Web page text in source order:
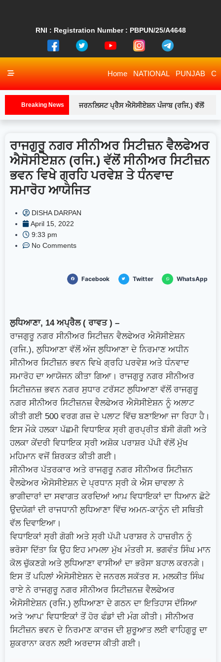
RNI : Registration Number : PBPUN/25/A4648
Home NATIONAL PUNJAB
Breaking News ਜਰਨਲਿਸਟ ਪ੍ਰੈਸ ਐਸੋਸੀਏਸ਼ਨ ਪੰਜਾਬ (ਰਜਿ.) ਵੱਲੋਂ
ਨਾਲ ਵਿਸ਼ੇਸ਼ ਮੀਟਿੰਗ-ਲੁਧਿਆਣਾ ਸਫਾਈ ਸੇਵਕ
ਸੰਗਠਨਾਂ ਵੱਲੋਂ ਦਿੱਤੇ ਗਏ ਪੰਜਾਬ ਬੰਦ ਦੇ ਸੱਦੇ ਨੂੰ ਅੱਜ ਪੂਰੇ
ਪੰਜਾਬ ਵਿੱਚ ਭਰਪੂਰ ਸਮਰਥਨ ਮਿਲਿਆ-ਲੁਧਿਆਣਾ
ਲੰਬੀਆਂ ਕਤਾਰਾਂ
ਹੋਰ ਭਿਆਨਕ ਅੰਤਰਰਾਸ਼ਟਰੀ ਡੈਸਕ –ਖ਼ਾਸ ਰਿਪੋਰਟ
ਨਵੀਂ ਦਿੱਲੀ ਵਿੱਚ ਸ਼ੁਰੂ
ਰਾਜਗੁਰੂ ਨਗਰ ਸੀਨੀਅਰ ਸਿਟੀਜ਼ਨ ਵੈਲਫੇਅਰ
ਐਸੋਸੀਏਸ਼ਨ (ਰਜਿ.) ਵੱਲੋਂ ਸੀਨੀਅਰ ਸਿਟੀਜ਼ਨ
ਭਵਨ ਵਿਖੇ ਗ੍ਰਹਿ ਪਰਵੇਸ਼ ਤੇ ਧੰਨਵਾਦ
ਸਮਾਰੋਹ ਆਯੋਜਿਤ
DISHA DARPAN
April 15, 2022
9:33 pm
No Comments
Facebook Twitter WhatsApp
ਲੁਧਿਆਣਾ, 14 ਅਪ੍ਰੈਲ (ਰਾਵਤ ) –
ਰਾਜਗੁਰੂ ਨਗਰ ਸੀਨੀਅਰ ਸਿਟੀਜ਼ਨ ਵੈਲਫੇਅਰ ਐਸੋਸੀਏਸ਼ਨ
(ਰਜਿ.), ਲੁਧਿਆਣਾ ਵੱਲੋਂ ਅੱਜ ਲੁਧਿਆਣਾ ਦੇ ਨਿਰਮਾਣ ਅਧੀਨ
ਸੀਨੀਅਰ ਸਿਟੀਜ਼ਨ ਭਵਨ ਵਿਖੇ ਗ੍ਰਹਿ ਪਰਵੇਸ਼ ਅਤੇ ਧੰਨਵਾਦ
ਸਮਾਰੋਹ ਦਾ ਆਯੋਜਨ ਕੀਤਾ ਗਿਆ। ਰਾਜਗੁਰੂ ਨਗਰ ਸੀਨੀਅਰ
ਸਿਟੀਜ਼ਨਜ਼ ਭਵਨ ਨਗਰ ਸੁਧਾਰ ਟਰੱਸਟ ਲੁਧਿਆਣਾ ਵੱਲੋਂ ਰਾਜਗੁਰੂ
ਨਗਰ ਸੀਨੀਅਰ ਸਿਟੀਜ਼ਨਜ਼ ਵੈਲਫੇਅਰ ਐਸੋਸੀਏਸ਼ਨ ਨੂੰ ਅਲਾਟ
ਕੀਤੀ ਗਈ 500 ਵਰਗ ਗਜ਼ ਦੇ ਪਲਾਟ ਵਿੱਚ ਬਣਾਇਆ ਜਾ ਰਿਹਾ ਹੈ।
ਇਸ ਮੌਕੇ ਹਲਕਾ ਪੱਛਮੀ ਵਿਧਾਇਕ ਸ੍ਰੀ ਗੁਰਪ੍ਰੀਤ ਬੱਸੀ ਗੋਗੀ ਅਤੇ
ਹਲਕਾ ਕੇਂਦਰੀ ਵਿਧਾਇਕ ਸ੍ਰੀ ਅਸ਼ੋਕ ਪਰਾਸ਼ਰ ਪੱਪੀ ਵੱਲੋਂ ਮੁੱਖ
ਮਹਿਮਾਨ ਵਜੋਂ ਸ਼ਿਰਕਤ ਕੀਤੀ ਗਈ।
ਸੀਨੀਅਰ ਪੱਤਰਕਾਰ ਅਤੇ ਰਾਜਗੁਰੂ ਨਗਰ ਸੀਨੀਅਰ ਸਿਟੀਜ਼ਨ
ਵੈਲਫੇਅਰ ਐਸੋਸੀਏਸ਼ਨ ਦੇ ਪ੍ਰਧਾਨ ਸ੍ਰੀ ਕੇ ਐਸ ਚਾਵਲਾ ਨੇ
ਭਾਗੀਦਾਰਾਂ ਦਾ ਸਵਾਗਤ ਕਰਦਿਆਂ ਆਪ਼ ਵਿਧਾਇਕਾਂ ਦਾ ਧਿਆਨ ਛੋਟੇ
ਉਦਯੋਗਾਂ ਦੀ ਰਾਜਧਾਨੀ ਲੁਧਿਆਣਾ ਵਿੱਚ ਅਮਨ-ਕਾਨੂੰਨ ਦੀ ਸਥਿਤੀ
ਵੱਲ ਦਿਵਾਇਆ।
ਵਿਧਾਇਕਾਂ ਸ੍ਰੀ ਗੋਗੀ ਅਤੇ ਸ੍ਰੀ ਪੱਪੀ ਪਰਾਸ਼ਰ ਨੇ ਹਾਜ਼ਰੀਨ ਨੂੰ
ਭਰੋਸਾ ਦਿੱਤਾ ਕਿ ਉਹ ਇਹ ਮਾਮਲਾ ਮੁੱਖ ਮੰਤਰੀ ਸ. ਭਗਵੰਤ ਸਿੰਘ ਮਾਨ
ਕੋਲ ਚੁੱਕਣਗੇ ਅਤੇ ਲੁਧਿਆਣਾ ਵਾਸੀਆਂ ਦਾ ਭਰੋਸਾ ਬਹਾਲ ਕਰਨਗੇ।
ਇਸ ਤੋਂ ਪਹਿਲਾਂ ਐਸੋਸੀਏਸ਼ਨ ਦੇ ਜਨਰਲ ਸਕੱਤਰ ਸ. ਮਲਕੀਤ ਸਿੰਘ
ਰਾਏ ਨੇ ਰਾਜਗੁਰੂ ਨਗਰ ਸੀਨੀਅਰ ਸਿਟੀਜ਼ਨਜ਼ ਵੈਲਫੇਅਰ
ਐਸੋਸੀਏਸ਼ਨ (ਰਜਿ.) ਲੁਧਿਆਣਾ ਦੇ ਗਠਨ ਦਾ ਇਤਿਹਾਸ ਦੱਸਿਆ
ਅਤੇ ‘ਆਪ’ ਵਿਧਾਇਕਾਂ ਤੋਂ ਹੋਰ ਫੰਡਾਂ ਦੀ ਮੰਗ ਕੀਤੀ। ਸੀਨੀਅਰ
ਸਿਟੀਜ਼ਨ ਭਵਨ ਦੇ ਨਿਰਮਾਣ ਕਾਰਜ ਦੀ ਸ਼ੁਰੂਆਤ ਲਈ ਵਾਹਿਗੁਰੂ ਦਾ
ਸ਼ੁਕਰਾਨਾ ਕਰਨ ਲਈ ਅਰਦਾਸ ਕੀਤੀ ਗਈ।